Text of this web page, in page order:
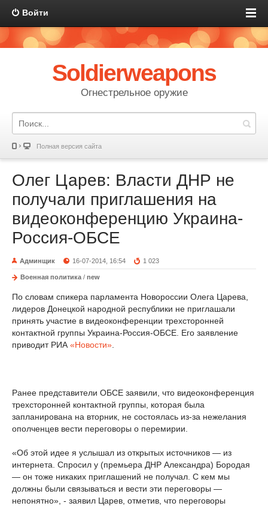
Войти
Soldierweapons
Огнестрельное оружие
Полная версия сайта
Олег Царев: Власти ДНР не
получали приглашения на
видеоконференцию Украина-
Россия-ОБСЕ
Админщик 16-07-2014, 16:54 1 023
Военная политика / new
По словам спикера парламента Новороссии Олега Царева,
лидеров Донецкой народной республики не приглашали
принять участие в видеоконференции трехсторонней
контактной группы Украина-Россия-ОБСЕ. Его заявление
приводит РИА «Новости»
Ранее представители ОБСЕ заявили, что видеоконференция
трехсторонней контактной группы, которая была
запланирована на вторник, не состоялась из-за нежелания
ополченцев вести переговоры о перемирии.
«Об этой идее я услышал из открытых источников — из
интернета. Спросил у (премьера ДНР Александра) Бородая
— он тоже никаких приглашений не получал. С кем мы
должны были связываться и вести эти переговоры —
непонятно», - заявил Царев, отметив, что переговоры